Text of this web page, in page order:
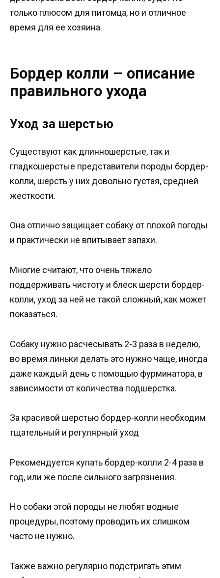
только плюсом для питомца, но и отличное
время для ее хозяина.
Бордер колли – описание
правильного ухода
Уход за шерстью
Существуют как длинношерстые, так и
гладкошерстые представители породы бордер-
колли, шерсть у них довольно густая, средней
жесткости.
Она отлично защищает собаку от плохой погоды
и практически не впитывает запахи.
Многие считают, что очень тяжело
поддерживать чистоту и блеск шерсти бордер-
колли, уход за ней не такой сложный, как может
показаться.
Собаку нужно расчесывать 2-3 раза в неделю,
во время линьки делать это нужно чаще, иногда
даже каждый день с помощью фурминатора, в
зависимости от количества подшерстка.
За красивой шерстью бордер-колли необходим
тщательный и регулярный уход
Рекомендуется купать бордер-колли 2-4 раза в
год, или же после сильного загрязнения.
Но собаки этой породы не любят водные
процедуры, поэтому проводить их слишком
часто не нужно.
Также важно регулярно подстригать этим